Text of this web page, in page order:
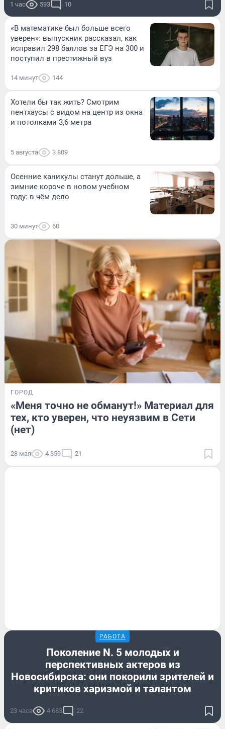
1 час 593 10
«В математике был больше всего
уверен»: выпускник рассказал, как
исправил 298 баллов за ЕГЭ на 300 и
поступил в престижный вуз
14 минут 144
Хотели бы так жить? Смотрим
пентхаусы с видом на центр из окна
и потолками 3,6 метра
5 августа 3 809
Осенние каникулы станут дольше, а
зимние короче в новом учебном
году: в чём дело
30 минут 60
ГОРОД
«Меня точно не обманут!» Материал для
тех, кто уверен, что неуязвим в Сети
(нет)
28 мая 4 359 21
РАБОТА
Поколение N. 5 молодых и
перспективных актеров из
Новосибирска: они покорили зрителей и
критиков харизмой и талантом
23 часа 4 683 22